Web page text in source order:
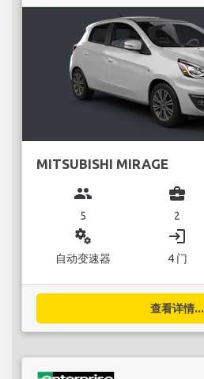
MITSUBISHI MIRAGE
group
5
business_center
2
miscellaneous_services
自动变速器
login
4 门
查看详情...